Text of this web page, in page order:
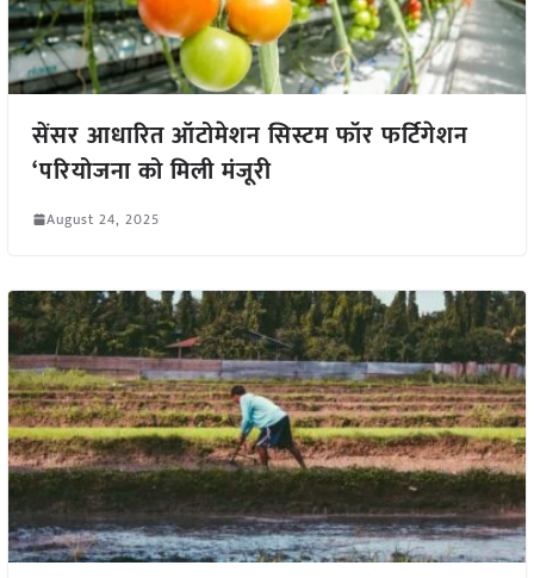
सेंसर आधारित ऑटोमेशन सिस्टम फॉर फर्टिगेशन
‘परियोजना को मिली मंजूरी
August 24, 2025